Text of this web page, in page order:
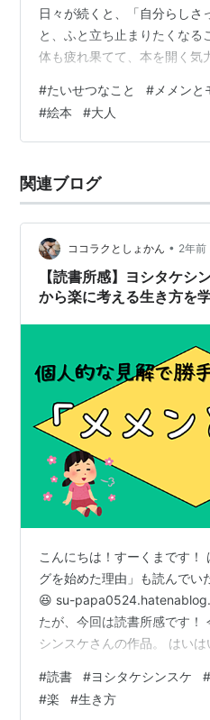
日々が続くと、「自分らしさ
と、ふと立ち止まりたくなる
体も疲れ果てて、本を開く気
とが、明日を乗り越える力に
なとき、手に取ってみてほし
意気込む必要はありません。
な言葉たちが、絵本には詰ま
の本と思われがちですが、大
#たいせつなこと # メメンと
#絵本 #大人
関連ブログ
ココラクとしょかん • 2年前
【読書所感】ヨシタケシ
から楽に考える生き方を
こんにちは！すーくまです！
グを始めた理由」も読んでい
😆 su-
たが、今回は読書所感です！
シンスケさんの作品。 はい
いや～そう言わず…😅💦 ヨシ
も人気ですが、大人にとって
#読書 #ヨシタケシンスケ #
#楽 #生き方